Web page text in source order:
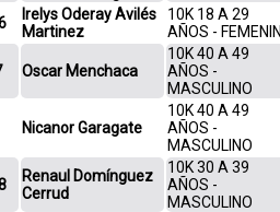
Irelys Oderay Avilés
Martinez
10K 18 A 29
AÑOS -
Oscar Menchaca
10K 40 A 49
AÑOS -
MASCULINO
Nicanor Garagate
10K 40 A 49
AÑOS -
MASCULINO
Renaul Domínguez
Cerrud
10K 30 A 39
AÑOS -
MASCULINO